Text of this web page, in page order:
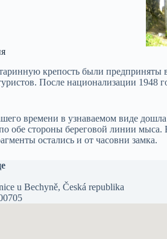
крепость были предприняты
После национализации 1948
времени в узнаваемом виде
обе стороны береговой линии мыса.
остались и от часовни замка.
u Bechyně, Česká republika